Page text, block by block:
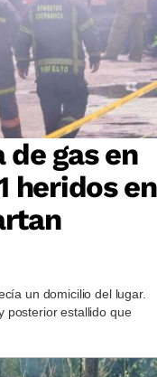
gas en
heridos en
un domicilio del lugar.
posterior estallido que